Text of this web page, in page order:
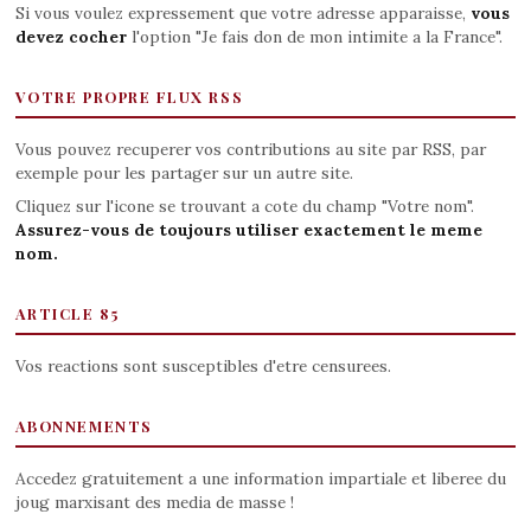
Si vous voulez expressement que votre adresse apparaisse, vous
devez cocherl'option "Je fais don de mon intimite a la France".
VOTRE PROPRE FLUX RSS
Vous pouvez recuperer vos contributions au site par RSS, par
exemple pour les partager sur un autre site.
Cliquez sur l'icone se trouvant a cote du champ "Votre nom".
Assurez-vous de toujours utiliser exactement le meme
nom.
ARTICLE 85
Vos reactions sont susceptibles d'etre censurees.
ABONNEMENTS
Accedez gratuitement a une information impartiale et liberee du
joug marxisant des media de masse !